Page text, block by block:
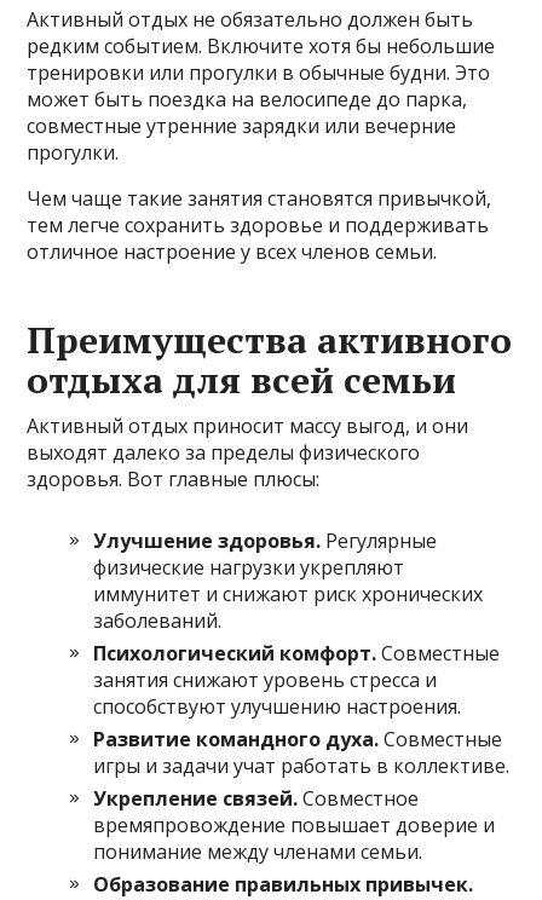
Активный отдых не обязательно должен быть
редким событием. Включите хотя бы небольшие
тренировки или прогулки в обычные будни. Это
может быть поездка на велосипеде до парка,
совместные утренние зарядки или вечерние
прогулки.
Чем чаще такие занятия становятся привычкой,
тем легче сохранить здоровье и поддерживать
отличное настроение у всех членов семьи.
Преимущества активного
отдыха для всей семьи
Активный отдых приносит массу выгод, и они
выходят далеко за пределы физического
здоровья. Вот главные плюсы:
Улучшение здоровья. Регулярные
физические нагрузки укрепляют
иммунитет и снижают риск хронических
заболеваний.
Психологический комфорт.Совместные
занятия снижают уровень стресса и
способствуют улучшению настроения.
Развитие командного духа.Совместные
игры и задачи учат работать в коллективе.
Укрепление связей.Совместное
времяпровождение повышает доверие и
понимание между членами семьи.
Образование правильных привычек.